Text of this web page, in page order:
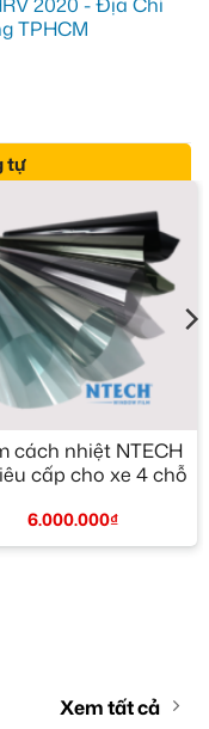
TPHCM
tự
cách nhiệt NTECH
cấp cho xe 4 chỗ
6.000.000₫
Xem tất cả